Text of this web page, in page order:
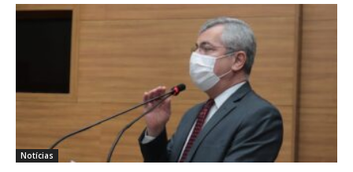
Notícias